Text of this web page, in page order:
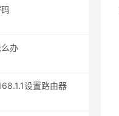
办
设置路由器